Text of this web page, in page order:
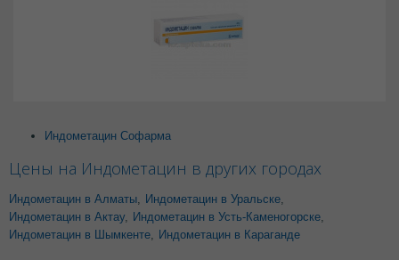
Индометацин Софарма
Цены на Индометацин в других городах
Индометацин в Алматы Индометацин в Уральске
Индометацин в Актау, Индометацин в Усть-Каменогорске
Индометацин в Шымкенте
Индометацин в Караганде